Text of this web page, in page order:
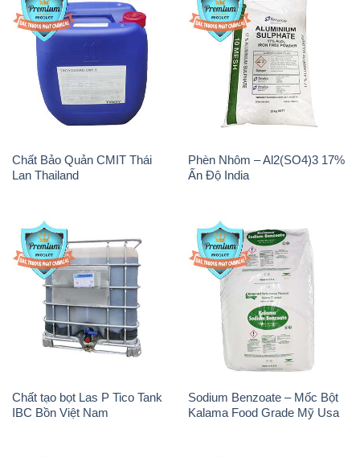
Chất Bảo Quản CMIT Thái
Lan Thailand
Phèn Nhôm – Al2(SO4)3 17%
Ấn Độ India
Chất tạo bọt Las P Tico Tank
IBC Bồn Việt Nam
Sodium Benzoate – Mốc Bột
Kalama Food Grade Mỹ Usa